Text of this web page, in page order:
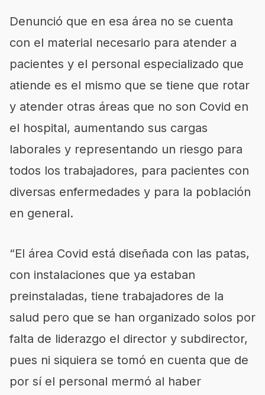
Denunció que en esa área no se cuenta
con el material necesario para atender a
pacientes y el personal especializado que
atiende es el mismo que se tiene que rotar
y atender otras áreas que no son Covid en
el hospital, aumentando sus cargas
laborales y representando un riesgo para
todos los trabajadores, para pacientes con
diversas enfermedades y para la población
en general.
“El área Covid está diseñada con las patas,
con instalaciones que ya estaban
preinstaladas, tiene trabajadores de la
salud pero que se han organizado solos por
falta de liderazgo el director y subdirector,
pues ni siquiera se tomó en cuenta que de
por sí el personal mermó al haber